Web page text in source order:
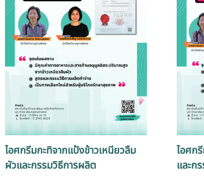
ไอศกรีมกะทิจากแป้งข้าวเหนียวลืม
ผัวและกรรมวิธีการผลิต
ไอศก
และก